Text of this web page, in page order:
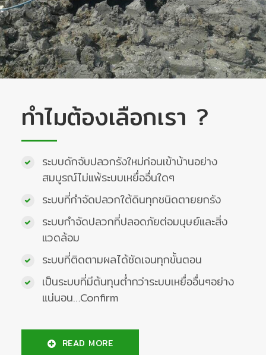
ทำไมต้องเลือกเรา ?
ระบบดักจับปลวกรังใหม่ก่อนเข้าบ้านอย่าง
สมบูรณ์ไม่แพ้ระบบเหยื่ออื่นใดๆ
ระบบที่กำจัดปลวกใต้ดินทุกชนิดตายยกรัง
ระบบกำจัดปลวกที่ปลอดภัยต่อมนุษย์และสิ่ง
แวดล้อม
ระบบที่ติดตามผลได้ชัดเจนทุกขั้นตอน
เป็นระบบที่มีต้นทุนต่ำกว่าระบบเหยื่ออื่นๆอย่าง
แน่นอน…Confirm
READ MORE